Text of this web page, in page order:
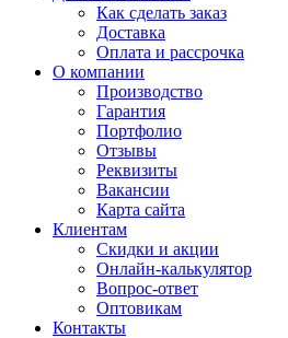
Как сделать заказ
Доставка
Оплата и рассрочка
О компании
Производство
Гарантия
Портфолио
Отзывы
Реквизиты
Вакансии
Карта сайта
Клиентам
Скидки и акции
Онлайн-калькулятор
Вопрос-ответ
Оптовикам
Контакты